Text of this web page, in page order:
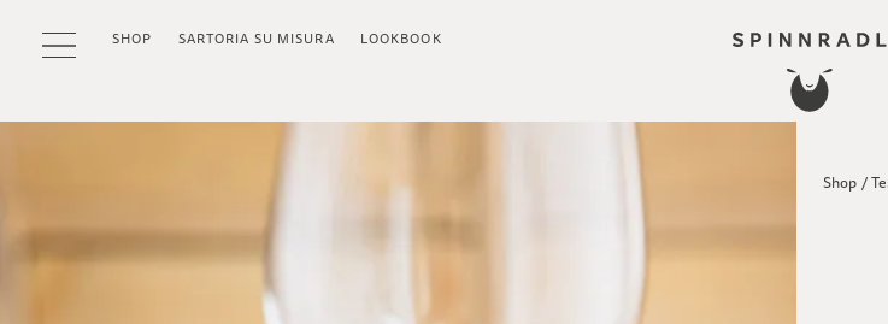
SHOP SARTORIA SU MISURA LOOKBOOK
Shop /